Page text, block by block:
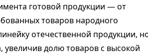
готовой продукции — от
товаров народного
отечественной продукции,
увеличив долю товаров с высокой